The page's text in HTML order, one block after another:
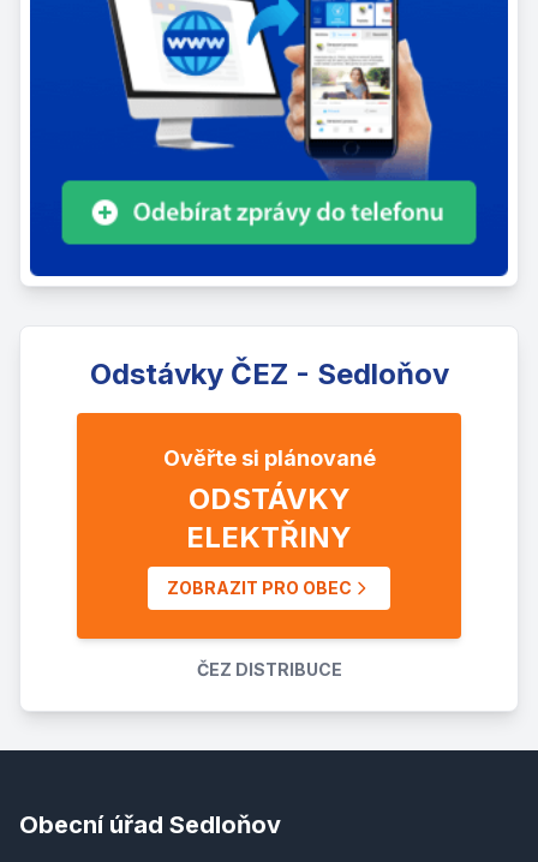
Odstávky ČEZ - Sedloňov
Ověřte si plánované
ODSTÁVKY
ELEKTŘINY
ZOBRAZIT PRO OBEC
ČEZ DISTRIBUCE
Obecní úřad Sedloňov